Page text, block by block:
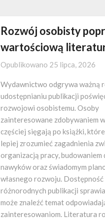
Rozwój osobisty
wartościową
Opublikowano 25 lipca, 2026
Wydawnictwo odgrywa ważną
udostępnianiu publikacji
rozwojowi osobistemu. Osoby
zainteresowane zdobywaniem
częściej sięgają po książki,
lepiej zrozumieć zagadnienia
organizacją pracy, budowaniem
nawyków oraz świadomym
własnego rozwoju. Dostępność
różnorodnych publikacji
może znaleźć temat
zainteresowaniom. Literatura